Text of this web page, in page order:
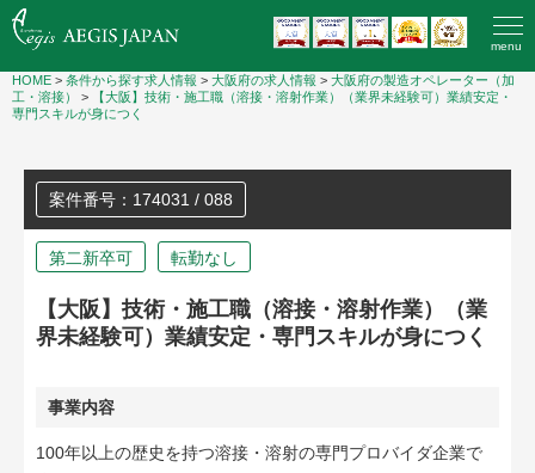
menu
HOME > 条件から探す求人情報 > 大阪府の求人情報 > 大阪府の製造オペレーター（加
工・溶接）
>
【大阪】技術・施工職（溶接・溶射作業）（業界未経験可）業績安定・
専門スキルが身につく
案件番号：174031 / 088
第二新卒可 転勤なし
【大阪】技術・施工職（溶接・溶射作業）（業
界未経験可）業績安定・専門スキルが身につく
事業内容
100年以上の歴史を持つ溶接・溶射の専門プロバイダ企業で